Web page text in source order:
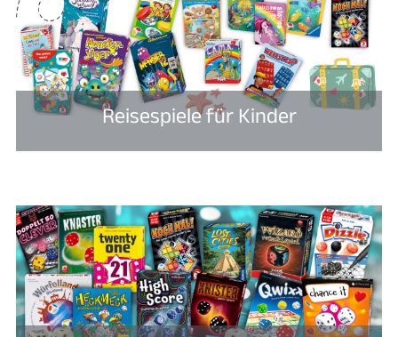
Reisespiele für Kinder